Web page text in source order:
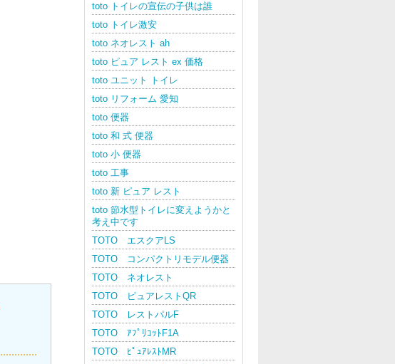
toto トイレの宣伝の子供は誰
toto トイレ激安
toto ネオレスト ah
toto ピュア レスト ex 価格
toto ユニット トイレ
toto リフォーム 愛知
toto 便器
toto 和 式 便器
toto 小 便器
toto 工事
toto 新 ピュア レスト
toto 節水型トイレに変えようかと
考え中です
TOTO エスクアLS
TOTO コンパクトリモデル便器
TOTO ネオレスト
TOTO ピュアレストQR
TOTO レストパルF
TOTO ｱﾌﾟﾘｺｯﾄF1A
TOTO ﾋﾟｭｱﾚｽﾄMR